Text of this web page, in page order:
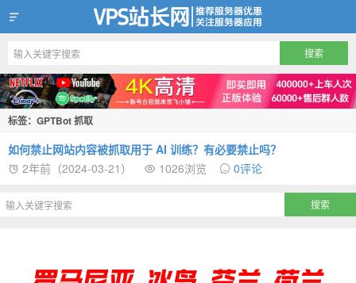
VPS站长网
标签：GPTBot 抓取
如何禁止网站内容被抓取用于 AI 训练？有必要禁止吗？
2年前（2024-03-21）
1026浏览 0评论